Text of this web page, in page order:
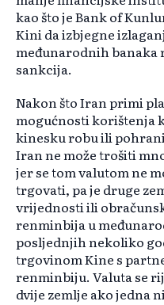
kao što je Bank of
Kini da izbjegne
međunarodnih
sankcija.
Nakon što Iran primi
mogućnosti korištenja
kinesku robu ili
Iran ne može trošiti
jer se tom valutom ne
trgovati, pa je druge
vrijednosti ili
renminbija u
posljednjih nekoliko
trgovinom Kine s
renminbiju. Valuta se
dvije zemlje ako jedna